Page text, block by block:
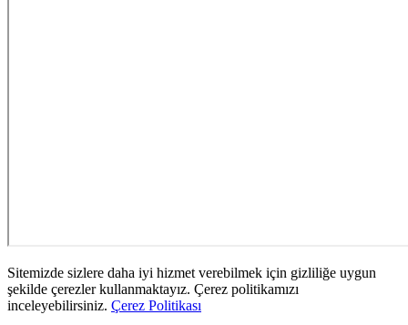
Sitemizde sizlere daha iyi hizmet verebilmek için gizliliğe uygun
şekilde çerezler kullanmaktayız. Çerez politikamızı
inceleyebilirsiniz. Çerez Politikası